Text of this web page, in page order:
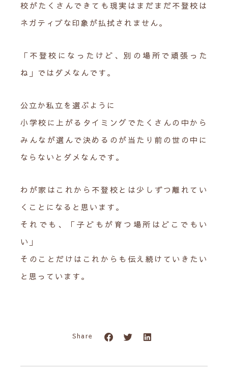
校がたくさんできても現実はまだまだ不登校は
ネガティブな印象が払拭されません。
「不登校になったけど、別の場所で頑張った
ね」ではダメなんです。
公立か私立を選ぶように
小学校に上がるタイミングでたくさんの中から
みんなが選んで決めるのが当たり前の世の中に
ならないとダメなんです。
わが家はこれから不登校とは少しずつ離れてい
くことになると思います。
それでも、「子どもが育つ場所はどこでもい
い」
そのことだけはこれからも伝え続けていきたい
と思っています。
Share